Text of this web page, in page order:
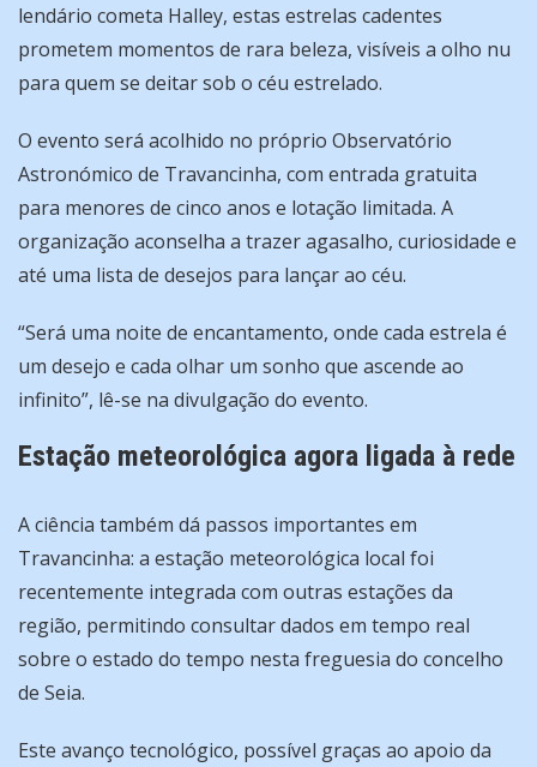
lendário cometa Halley, estas estrelas cadentes
prometem momentos de rara beleza, visíveis a olho nu
para quem se deitar sob o céu estrelado.
O evento será acolhido no próprio Observatório
Astronómico de Travancinha, com entrada gratuita
para menores de cinco anos e lotação limitada. A
organização aconselha a trazer agasalho, curiosidade e
até uma lista de desejos para lançar ao céu.
“Será uma noite de encantamento, onde cada estrela é
um desejo e cada olhar um sonho que ascende ao
infinito”, lê-se na divulgação do evento.
Estação meteorológica agora ligada à rede
A ciência também dá passos importantes em
Travancinha: a estação meteorológica local foi
recentemente integrada com outras estações da
região, permitindo consultar dados em tempo real
sobre o estado do tempo nesta freguesia do concelho
de Seia.
Este avanço tecnológico, possível graças ao apoio da